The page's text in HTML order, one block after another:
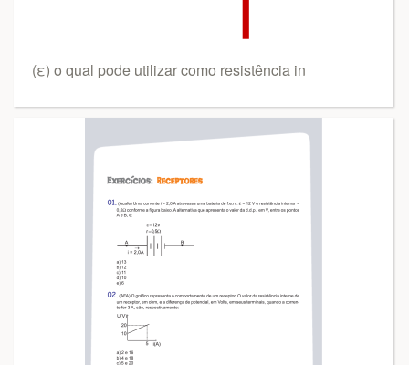
(ε) o qual pode utilizar como resistência in